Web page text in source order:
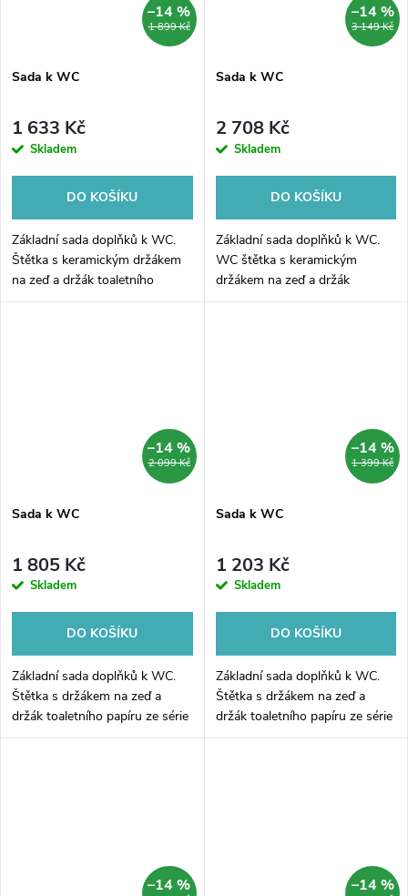
1 899 Kč
–14 %
Sada k WC
1 633 Kč
Skladem
DO KOŠÍKU
Základní sada doplňků k WC.
Štětka s keramickým držákem
na zeď a držák toaletního
papíru ze série Nimco Kibo.
3 149 Kč
–14 %
Sada k WC
2 708 Kč
Skladem
DO KOŠÍKU
Základní sada doplňků k WC.
WC štětka s keramickým
držákem na zeď a držák
toaletního papíru ze série
2 099 Kč
–14 %
Sada k WC
1 805 Kč
Skladem
DO KOŠÍKU
Základní sada doplňků k WC.
Štětka s držákem na zeď a
držák toaletního papíru ze série
Nimco Unix zlatá.
1 399 Kč
–14 %
Sada k WC
1 203 Kč
Skladem
DO KOŠÍKU
Základní sada doplňků k WC.
Štětka s držákem na zeď a
držák toaletního papíru ze série
Nimco Unix.
–14 % –14 %